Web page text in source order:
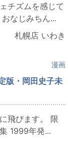
チズムを感じて
なじみちん...
札幌店 いわき
漫画
版・岡田史子未
飛びます。 限
1999年発...